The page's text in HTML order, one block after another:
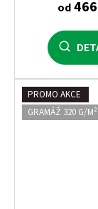
od
PROMO AKCE
GRAMÁŽ 320 G/M²